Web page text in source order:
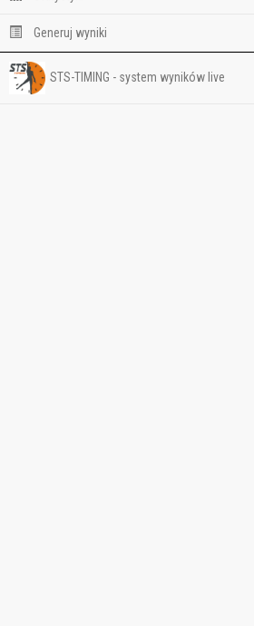
Generuj wyniki
STS-TIMING - system wyników live